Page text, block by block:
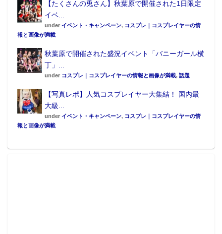
【たくさんの兎さん】秋葉原で開催された1日限定
イベ...
under イベント・キャンペーン, コスプレ｜コスプレイヤーの情
報と画像が満載
秋葉原で開催された盛況イベント「バニーガール横
丁」...
under コスプレ｜コスプレイヤーの情報と画像が満載, 話題
【写真レポ】人気コスプレイヤー大集結！ 国内最
大級...
under イベント・キャンペーン, コスプレ｜コスプレイヤーの情
報と画像が満載